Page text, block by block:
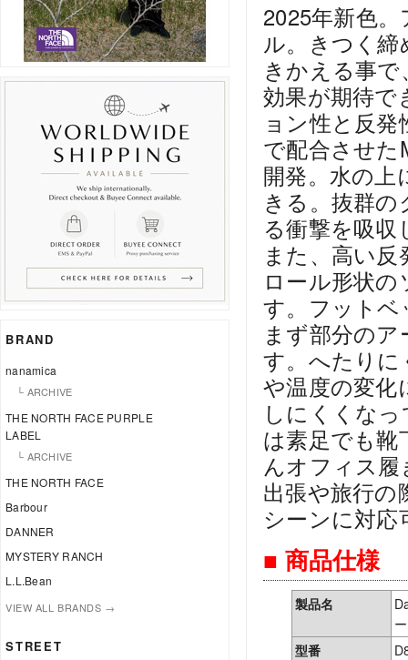
BRAND
nanamica
└ ARCHIVE
THE NORTH FACE PURPLE
LABEL
└ ARCHIVE
THE NORTH FACE
Barbour
DANNER
MYSTERY RANCH
L.L.Bean
VIEW ALL BRANDS →
STREET
2025年新色
ル。きつく
きかえる事
効果が期待で
ョン性と反
で配合させ
開発。水の
きる。抜群
る衝撃を吸
また、高い
ロール形状
す。フットベ
まず部分の
す。へたりに
や温度の変化
しにくくな
は素足でも
んオフィス
出張や旅行
シーンに対応
■ 商品仕様
製品名
型番